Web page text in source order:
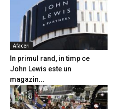
Afaceri
In primul rand, in timp ce
John Lewis este un
magazin...